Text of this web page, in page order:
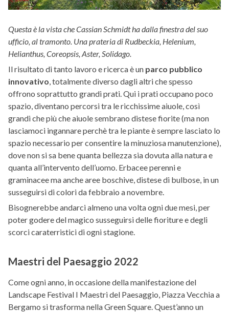
Questa è la vista che Cassian Schmidt ha dalla finestra del suo
ufficio, al tramonto. Una prateria di Rudbeckia, Helenium,
Helianthus, Coreopsis, Aster, Solidago.
Il risultato di tanto lavoro e ricerca è un parco pubblico
innovativo, totalmente diverso dagli altri che spesso
offrono soprattutto grandi prati. Qui i prati occupano poco
spazio, diventano percorsi tra le ricchissime aiuole, così
grandi che più che aiuole sembrano distese fiorite (ma non
lasciamoci ingannare perchè tra le piante è sempre lasciato lo
spazio necessario per consentire la minuziosa manutenzione),
dove non si sa bene quanta bellezza sia dovuta alla natura e
quanta all’intervento dell’uomo. Erbacee perenni e
graminacee ma anche aree boschive, distese di bulbose, in un
susseguirsi di colori da febbraio a novembre.
Bisognerebbe andarci almeno una volta ogni due mesi, per
poter godere del magico susseguirsi delle fioriture e degli
scorci caraterristici di ogni stagione.
Maestri del Paesaggio 2022
Come ogni anno, in occasione della manifestazione del
Landscape Festival I Maestri del Paesaggio, Piazza Vecchia a
Bergamo si trasforma nella Green Square. Quest’anno un